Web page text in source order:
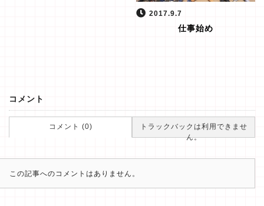
2017.9.7
仕事始め
コメント
コメント (0)
トラックバックは利用できませ
ん。
この記事へのコメントはありません。